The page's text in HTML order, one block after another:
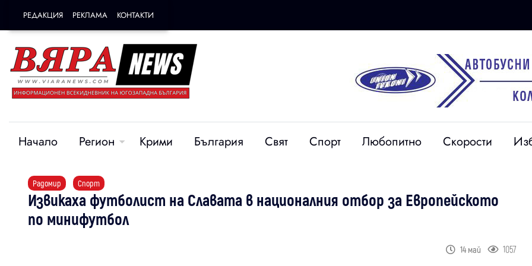
РЕДАКЦИЯ РЕКЛАМА КОНТАКТИ
Начало Регион Крими България Свят Спорт Любопитно Скорости
Радомир Спорт
Извикаха футболист на Славата в националния отбор за Европейското
по минифутбол
14 май 1057